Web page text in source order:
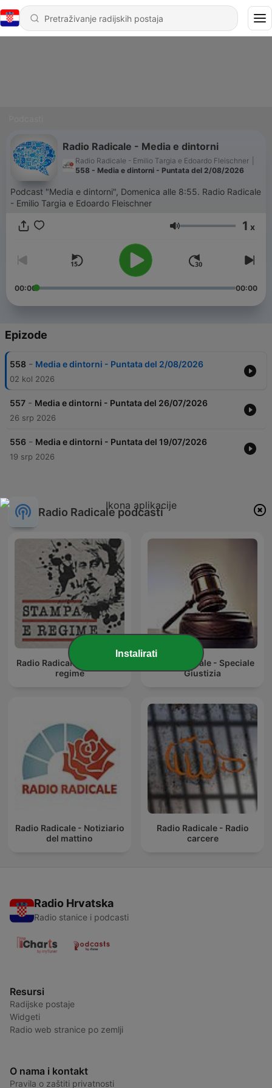
Radio Radicale - Media e dintorni
Radio Radicale - Emilio Targia e Edoardo Fleischner
558 - Media e dintorni - Puntata del 2/08/2026
Podcast "Media e dintorni", Domenica alle 8:55. Radio Radicale
- Emilio Targia e Edoardo Fleischner
Glasnoća 1 x
00:00 00:00
Epizode
558 - Media e dintorni - Puntata del 2/08/2026
02 kol 2026
557 - Media e dintorni - Puntata del 26/07/2026
26 srp 2026
556 - Media e dintorni - Puntata del 19/07/2026
19 srp 2026
Radio Radicale podcasti
Radio Radicale - Stampa e
regime
Radio Radicale - Speciale
Giustizia
Radio Radicale - Notiziario
del mattino
Radio Radicale - Radio
carcere
Radio Hrvatska
Radio stanice i podcasti
Resursi
Radijske postaje
Widgeti
Radio web stranice po zemlji
O nama i kontakt
Pravila o zaštiti privatnosti
Instalirati